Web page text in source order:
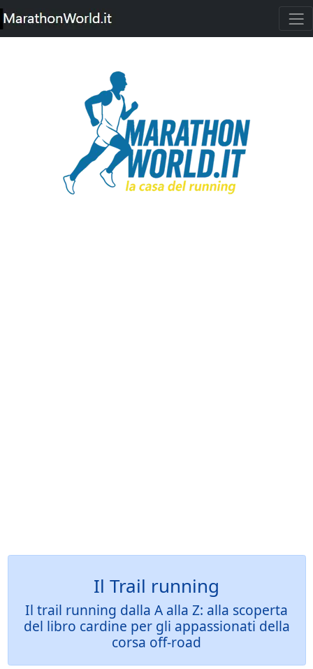
Il Trail running
Il trail running dalla A alla Z: alla scoperta
del libro cardine per gli appassionati della
corsa off-road